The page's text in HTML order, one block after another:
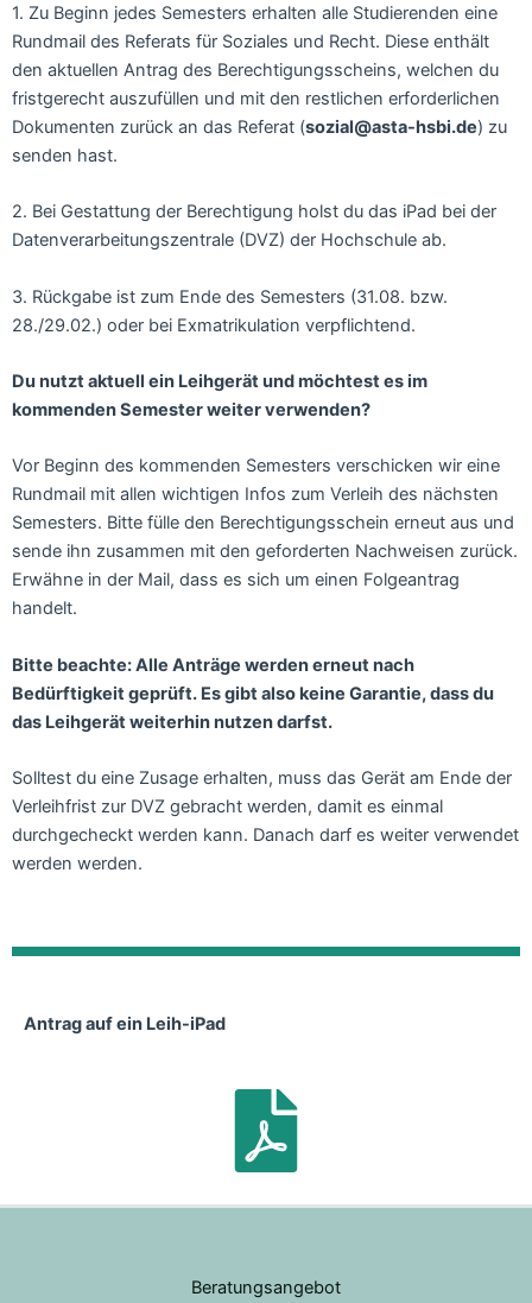
1. Zu Beginn jedes Semesters erhalten alle Studierenden eine
Rundmail des Referats für Soziales und Recht. Diese enthält
den aktuellen Antrag des Berechtigungsscheins, welchen du
fristgerecht auszufüllen und mit den restlichen erforderlichen
Dokumenten zurück an das Referat (sozial@asta-hsbi.de) zu
senden hast.
2. Bei Gestattung der Berechtigung holst du das iPad bei der
Datenverarbeitungszentrale (DVZ) der Hochschule ab.
3. Rückgabe ist zum Ende des Semesters (31.08. bzw.
28./29.02.) oder bei Exmatrikulation verpflichtend.
Du nutzt aktuell ein Leihgerät und möchtest es im
kommenden Semester weiter verwenden?
Vor Beginn des kommenden Semesters verschicken wir eine
Rundmail mit allen wichtigen Infos zum Verleih des nächsten
Semesters. Bitte fülle den Berechtigungsschein erneut aus und
sende ihn zusammen mit den geforderten Nachweisen zurück.
Erwähne in der Mail, dass es sich um einen Folgeantrag
handelt.
Bitte beachte: Alle Anträge werden erneut nach
Bedürftigkeit geprüft. Es gibt also keine Garantie, dass du
das Leihgerät weiterhin nutzen darfst.
Solltest du eine Zusage erhalten, muss das Gerät am Ende der
Verleihfrist zur DVZ gebracht werden, damit es einmal
durchgecheckt werden kann. Danach darf es weiter verwendet
werden werden.
Antrag auf ein Leih-iPad
Beratungsangebot